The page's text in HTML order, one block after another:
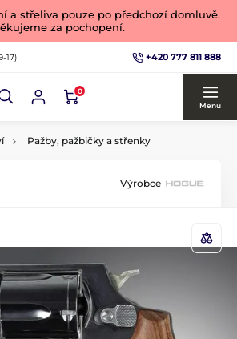
a střeliva pouze po předchozí domluvě.
za pochopení.
17) +420 777 811 888
0
Menu
Pažby, pažbičky a střenky
Výrobce